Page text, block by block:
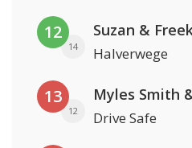
12
14
Suzan &
Halverwege
13
12
Myles Smith
Drive Safe